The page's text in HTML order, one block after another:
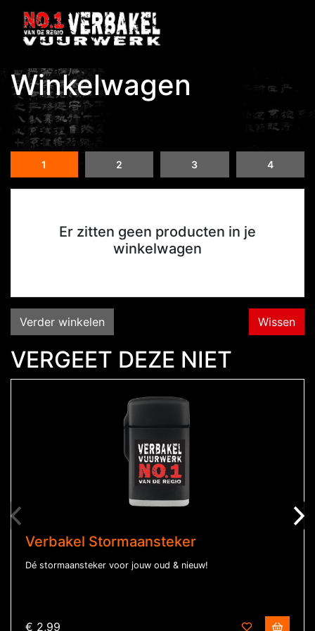
Winkelwagen
1 2 3 4
Er zitten geen producten in je
winkelwagen
Verder winkelen Wissen
VERGEET DEZE NIET
Verbakel Stormaansteker
Dé stormaansteker voor jouw oud & nieuw!
€ 2,99